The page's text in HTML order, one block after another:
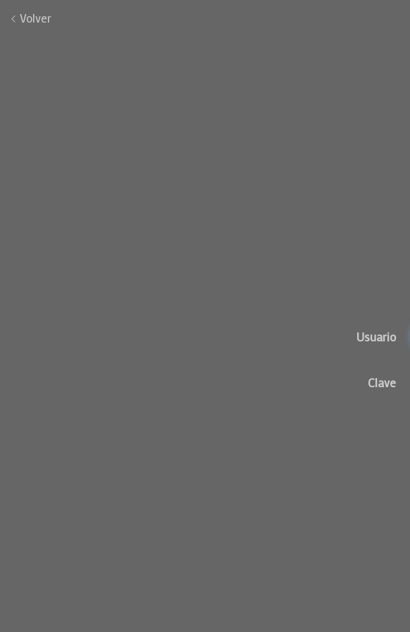
Volver
Usuario
Clave